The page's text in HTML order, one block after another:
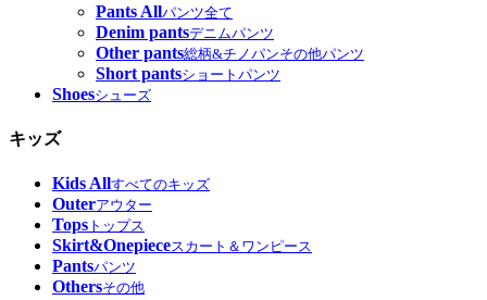
Pants Allパンツ全て
Denim pantsデニムパンツ
Other pants総柄&チノパンその他パンツ
Short pantsショートパンツ
Shoesシューズ
キッズ
Kids Allすべてのキッズ
Outerアウター
Tops トップス
Skirt&Onepieceスカート＆ワンピース
Pantsパンツ
Othersその他